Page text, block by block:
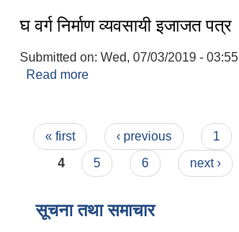
घ वर्ग निर्माण व्यवसायी इजाजत पत्र
Submitted on: Wed, 07/03/2019 - 03:55
Read more
Pages
« first ‹ previous 1
4
5 6 next ›
सूचना तथा समाचार